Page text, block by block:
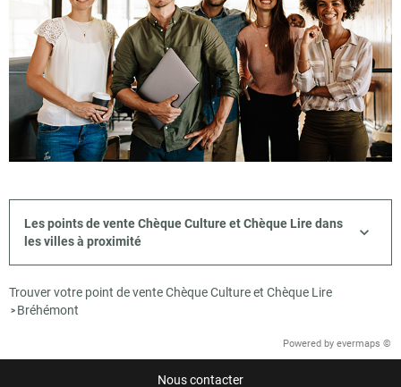
Les points de vente Chèque Culture et Chèque Lire dans
les villes à proximité
Trouver votre point de vente Chèque Culture et Chèque Lire
> Bréhémont
Powered by evermaps ©
Nous contacter